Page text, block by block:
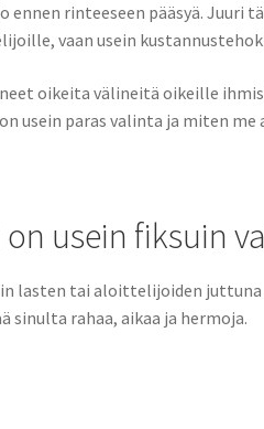
ennen rinteeseen pääsyä. Juuri
vaan usein
oikeita välineitä oikeille
usein paras valinta ja miten
usein fiksuin
lasten tai aloittelijoiden
sinulta rahaa, aikaa ja hermoja.